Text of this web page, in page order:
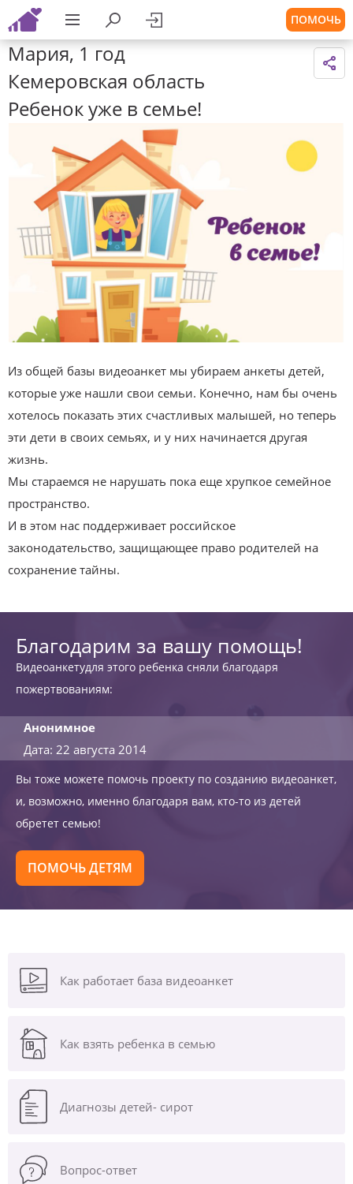
ПОМОЧЬ
Мария, 1 год
Кемеровская область
Ребенок уже в семье!
Из общей базы видеоанкет мы убираем анкеты детей,
которые уже нашли свои семьи. Конечно, нам бы очень
хотелось показать этих счастливых малышей, но теперь
эти дети в своих семьях, и у них начинается другая
жизнь.
Мы стараемся не нарушать пока еще хрупкое семейное
пространство.
И в этом нас поддерживает российское
законодательство, защищающее право родителей на
сохранение тайны.
Благодарим за вашу помощь!
Видеоанкетудля этого ребенка сняли благодаря
пожертвованиям:
Анонимное
Дата: 22 августа 2014
Вы тоже можете помочь проекту по созданию видеоанкет,
и, возможно, именно благодаря вам, кто-то из детей
обретет семью!
ПОМОЧЬ ДЕТЯМ
Как работает база видеоанкет
Как взять ребенка в семью
Диагнозы детей- сирот
Вопрос-ответ